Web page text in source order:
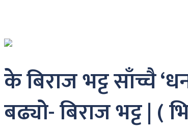
के बिराज भट्ट साँच्चै
बढ्यो- बिराज भट्ट | (